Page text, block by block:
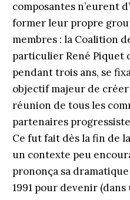
composantes n’eurent
former leur propre
membres : la Coalition
particulier René Piquet
pendant trois ans, se
objectif majeur de
réunion de tous les
partenaires
Ce fut fait dès la fin de
un contexte peu
prononça sa
1991 pour devenir